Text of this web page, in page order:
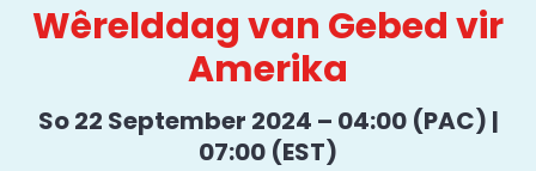
Wêrelddag van Gebed vir
Amerika
So 22 September 2024 – 04:00 (PAC) |
07:00 (EST)